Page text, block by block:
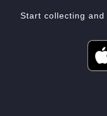
Start collecting and